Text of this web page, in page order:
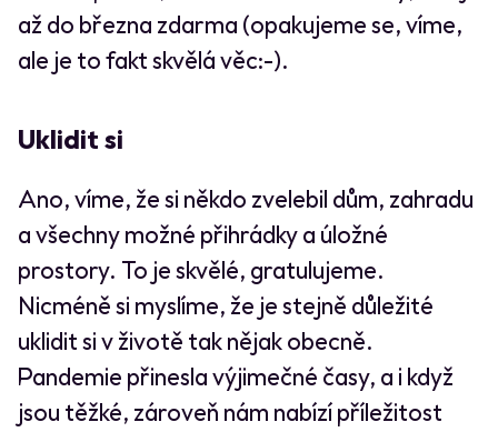
až do března zdarma (opakujeme se, víme,
ale je to fakt skvělá věc:-).
Uklidit si
Ano, víme, že si někdo zvelebil dům, zahradu
a všechny možné přihrádky a úložné
prostory. To je skvělé, gratulujeme.
Nicméně si myslíme, že je stejně důležité
uklidit si v životě tak nějak obecně.
Pandemie přinesla výjimečné časy, a i když
jsou těžké, zároveň nám nabízí příležitost